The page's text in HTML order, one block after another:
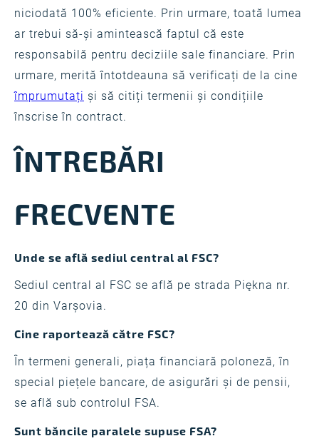
niciodată 100% eficiente. Prin urmare, toată lumea
ar trebui să-și amintească faptul că este
responsabilă pentru deciziile sale financiare. Prin
urmare, merită întotdeauna să verificați de la cine
împrumutați și să citiți termenii și condițiile
înscrise în contract.
ÎNTREBĂRI
FRECVENTE
Unde se află sediul central al FSC?
Sediul central al FSC se află pe strada Piękna nr.
20 din Varșovia.
Cine raportează către FSC?
În termeni generali, piața financiară poloneză, în
special piețele bancare, de asigurări și de pensii,
se află sub controlul FSA.
Sunt băncile paralele supuse FSA?